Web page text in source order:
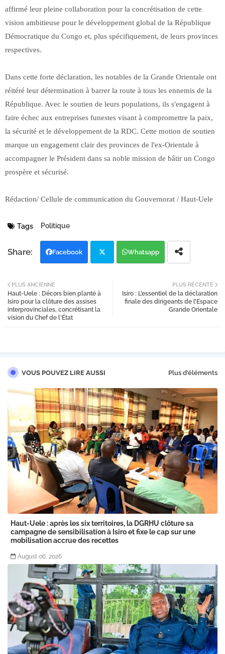
affirmé leur pleine collaboration pour la concrétisation de cette
vision ambitieuse pour le développement global de la République
Démocratique du Congo et, plus spécifiquement, de leurs provinces
respectives.
Dans cette forte déclaration, les notables de la Grande Orientale ont
réitéré leur détermination à barrer la route à tous les ennemis de la
République. Avec le soutien de leurs populations, ils s'engagent à
faire échec aux entreprises funestes visant à compromettre la paix,
la sécurité et le développement de la RDC. Cette motion de soutien
marque un engagement clair des provinces de l'ex-Orientale à
accompagner le Président dans sa noble mission de bâtir un Congo
prospère et sécurisé.
Rédaction/ Cellule de communication du Gouvernorat / Haut-Uele
Tags Politique
Facebook
tter
Whatsapp
PLUS RÉCENTE
Isiro : L’essentiel de la déclaration
finale des dirigeants de l’Espace
Grande Orientale
PLUS ANCIENNE
Haut-Uele : Décors bien planté à
Isiro pour la clôture des assises
interprovinciales, concrétisant la
vision du Chef de l'État
VOUS POUVEZ LIRE AUSSI Plus d'éléments
Haut-Uele : après les six territoires, la DGRHU clôture sa
campagne de sensibilisation à Isiro et fixe le cap sur une
mobilisation accrue des recettes
August 06, 2026